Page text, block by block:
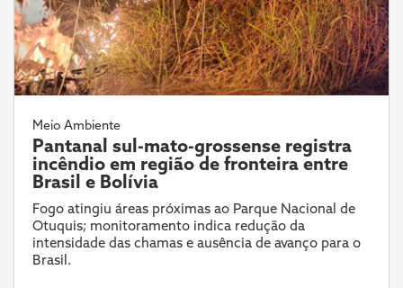
Meio Ambiente
Pantanal sul-mato-grossense registra
incêndio em região de fronteira entre
Brasil e Bolívia
Fogo atingiu áreas próximas ao Parque Nacional de
Otuquis; monitoramento indica redução da
intensidade das chamas e ausência de avanço para o
Brasil.